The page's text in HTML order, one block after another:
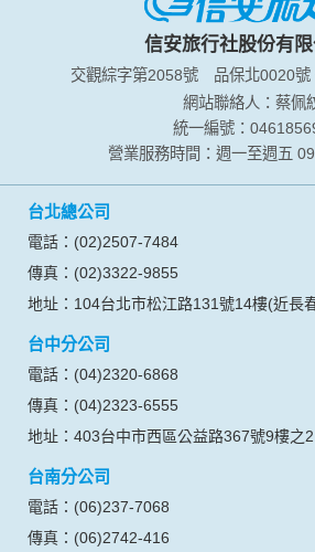
設備的 IP 位址、使用時間、使用的瀏覽
錄等，做為我們增進網站服務的參考依據
用，決不對外公布。
為提供精確的服務，我們會將收集的問卷
分析，分析結果之統計數據或說明文字呈
外，我們會視需要公佈統計數據及說明文
人之資料。
的個人資料揭露予第三人或使用於蒐集
在您於本網站註冊帳號、使用本網站相關
贈獎時，本網站會收集您的個人識別資料
業夥伴處取得個人資料。
當客戶在本網站註冊時，我們會取得您的
身份證字號、電子郵件、出生日期、性別
料。註冊時，本網站取得您的姓名、電話
號、電子郵件、出生日期、性別、行業等
成功，並登入使用我們的服務後，本網站
其他除了上述，會保留您在上網瀏覽或查
生的相關記錄，包括您使用連線設備的 IP
的瀏覽器予以標示，歸納使用者瀏覽器在
網頁，除非您願意告知您的個人資料，否
將此項記錄和您對應。請您注意，在本網
商，或與連結本網站，也可能蒐集您個人
信安旅行社股份有限
交觀綜字第2058號 品保北0020號
網站聯絡人：蔡佩
統一編號：
營業服務時間：週一至週五
台北總公司
電話：(02)2507-7484
傳真：(02)3322-9855
地址：104台北市松江路131號14樓(近長
台中分公司
電話：(04)2320-6868
傳真：(04)2323-6555
地址：403台中市西區公益路367號9樓之2
台南分公司
電話：(06)237-7068
傳真：(06)2742-416